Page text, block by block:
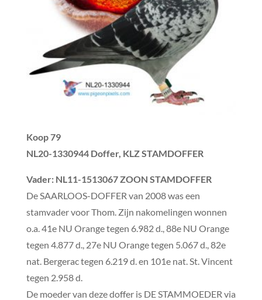
Koop 79
NL20-1330944 Doffer, KLZ STAMDOFFER
Vader: NL11-1513067 ZOON STAMDOFFER
De SAARLOOS-DOFFER van 2008 was een
stamvader voor Thom. Zijn nakomelingen wonnen
o.a. 41e NU Orange tegen 6.982 d., 88e NU Orange
tegen 4.877 d., 27e NU Orange tegen 5.067 d., 82e
nat. Bergerac tegen 6.219 d. en 101e nat. St. Vincent
tegen 2.958 d.
De moeder van deze doffer is DE STAMMOEDER via